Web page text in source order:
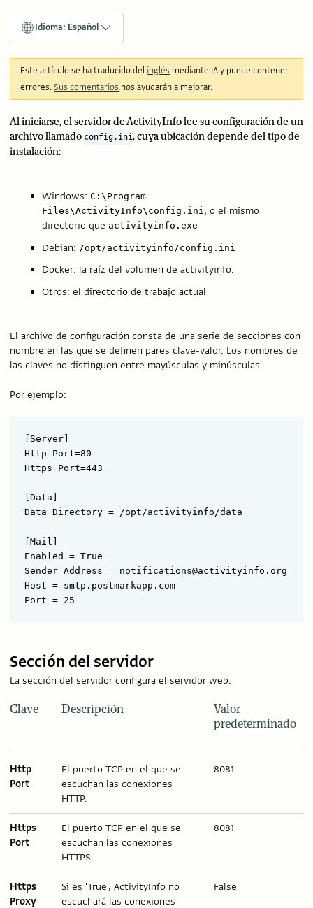
Idioma: Español
Este artículo se ha traducido del inglés mediante IA y puede contener
errores.Sus comentarios nos ayudarán a mejorar.
Al iniciarse, el servidor de ActivityInfo lee su configuración de un
archivo llamado config.ini, cuya ubicación depende del tipo de
instalación:
Windows: C:\Program
Files\ActivityInfo\config.ini, o el mismo
directorio que activityinfo.exe
Debian: /opt/activityinfo/config.ini
Docker: la raíz del volumen de activityinfo.
Otros: el directorio de trabajo actual
El archivo de configuración consta de una serie de secciones con
nombre en las que se definen pares clave-valor. Los nombres de
las claves no distinguen entre mayúsculas y minúsculas.
Por ejemplo:
[Server]
Http Port=80
Https Port=443
[Data]
Data Directory = /opt/activityinfo/data
[Mail]
Enabled = True
Sender Address = notifications@activityinfo.org
Host = smtp.postmarkapp.com
Sección del servidor
La sección del servidor configura el servidor web.
Clave Descripción
Valor
predeterminado
Http
Port
El puerto TCP en el que se
escuchan las conexiones
HTTP.
8081
Https
Port
El puerto TCP en el que se
escuchan las conexiones
HTTPS.
8081
Https
Proxy
Si es 'True', ActivityInfo no
escuchará las conexiones
False